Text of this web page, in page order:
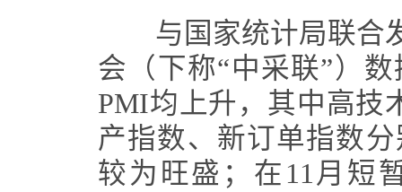
与国家统计局联合发
会（下称“中采联”）
PMI均上升，其中高技
产指数、新订单指数
较为旺盛；在11月短